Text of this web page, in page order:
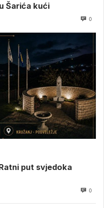
Šarića kući
0
put svjedoka
0